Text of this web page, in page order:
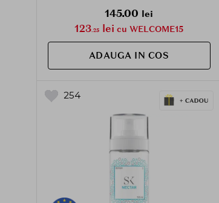
145.00 lei
123.25 lei cu WELCOME15
ADAUGA IN COS
254